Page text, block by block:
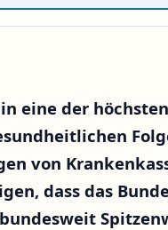
eine der
von
dass das